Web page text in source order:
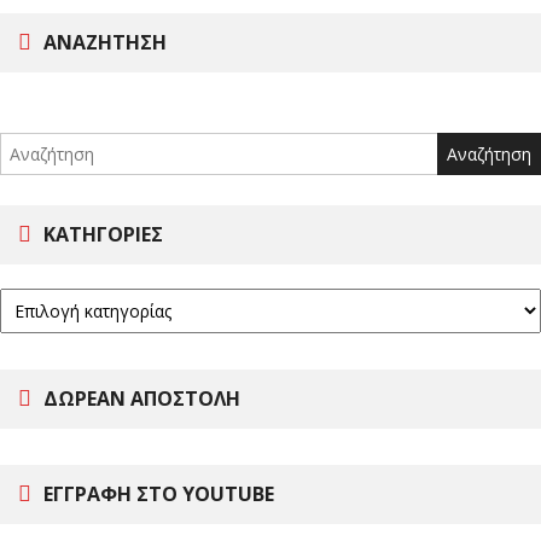
ΑΝΑΖΉΤΗΣΗ
for:
ΚΑΤΗΓΟΡΊΕΣ
ΔΩΡΕΑΝ ΑΠΟΣΤΟΛΗ
ΕΓΓΡΑΦΗ ΣΤΟ YOUTUBE